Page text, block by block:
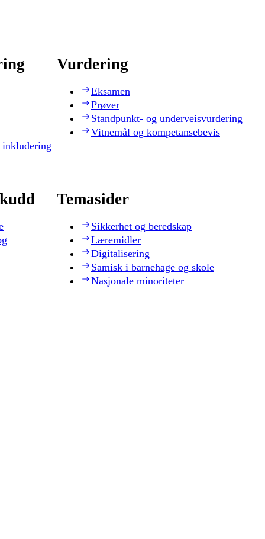
Vurdering
Eksamen
Prøver
Standpunkt- og underveisvurdering
Vitnemål og kompetansebevis
Temasider
Sikkerhet og beredskap
Læremidler
Digitalisering
Samisk i barnehage og skole
Nasjonale minoriteter